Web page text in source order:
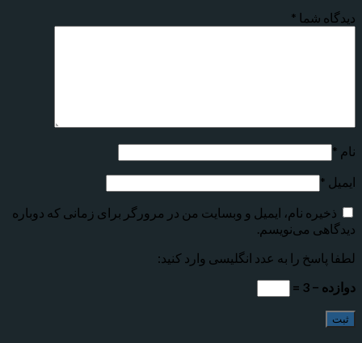
دیدگاه شما *
نام *
ایمیل *
ذخیره نام، ایمیل و وبسایت من در مرورگر برای زمانی که دوباره
دیدگاهی می‌نویسم.
لطفا پاسخ را به عدد انگلیسی وارد کنید:
دوازده − 3 =